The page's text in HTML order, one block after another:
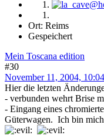
Ort: Reims
Gespeichert
Mein Toscana edition
#30
November 11, 2004,
Hier die letzten
- verbunden wehrt Brise
- Eingang eines
Güterwagen. Ich bin